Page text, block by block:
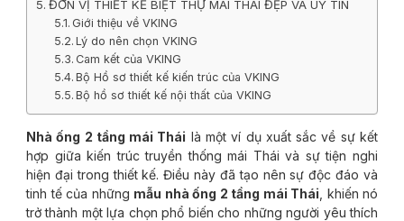
ĐƠN VỊ THIẾT KẾ BIỆT THỰ MÁI THÁI ĐẸP VÀ UY TÍN
Giới thiệu về VKING
Lý do nên chọn VKING
Cam kết của VKING
Bộ Hồ sơ thiết kế kiến trúc của VKING
Bộ hồ sơ thiết kế nội thất của VKING
Nhà ống 2 tầng mái Thái là một ví dụ xuất sắc về sự kết
hợp giữa kiến trúc truyền thống mái Thái và sự tiện nghi
hiện đại trong thiết kế. Điều này đã tạo nên sự độc đáo và
tinh tế của những mẫu nhà ống 2 tầng mái Thái , khiến nó
trở thành một lựa chọn phổ biến cho những người yêu thích